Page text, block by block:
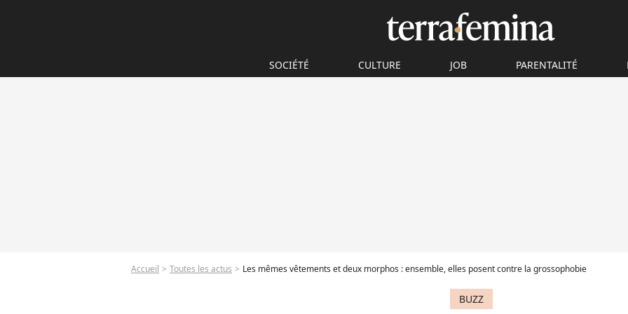
SOCIÉTÉ CULTURE JOB PARENTALITÉ
Accueil Toutes les actus Les mêmes vêtements et deux morphos : ensemble, elles posent contre la grossophobie
BUZZ